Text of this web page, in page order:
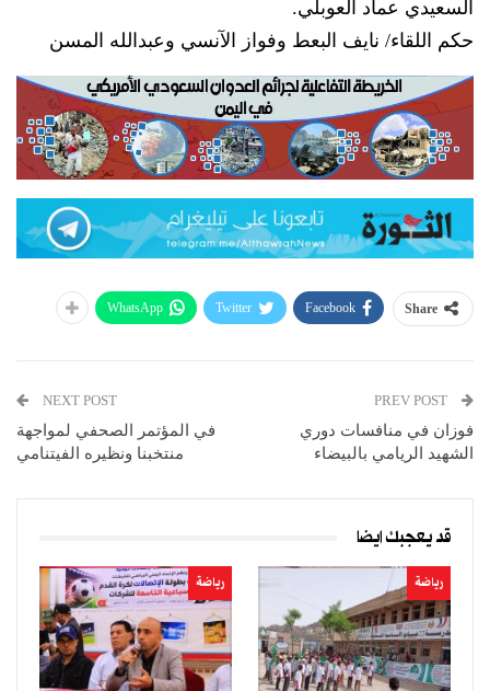
السعيدي عماد العوبلي.
حكم اللقاء/ نايف البعط وفواز الآنسي وعبدالله المسن
Share
Facebook
Twitter
WhatsApp
فوزان في منافسات دوري
الشهيد الريامي بالبيضاء
NEXT POST
في المؤتمر الصحفي لمواجهة
منتخبنا ونظيره الفيتنامي
قد يعجبك ايضا
رياضة رياضة